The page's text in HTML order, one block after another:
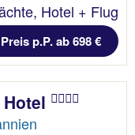
Hotel + Flug
Preis p.P. ab 698 €